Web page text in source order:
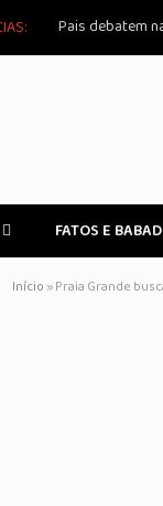
Pais debatem
FATOS E
Início »Praia Grande